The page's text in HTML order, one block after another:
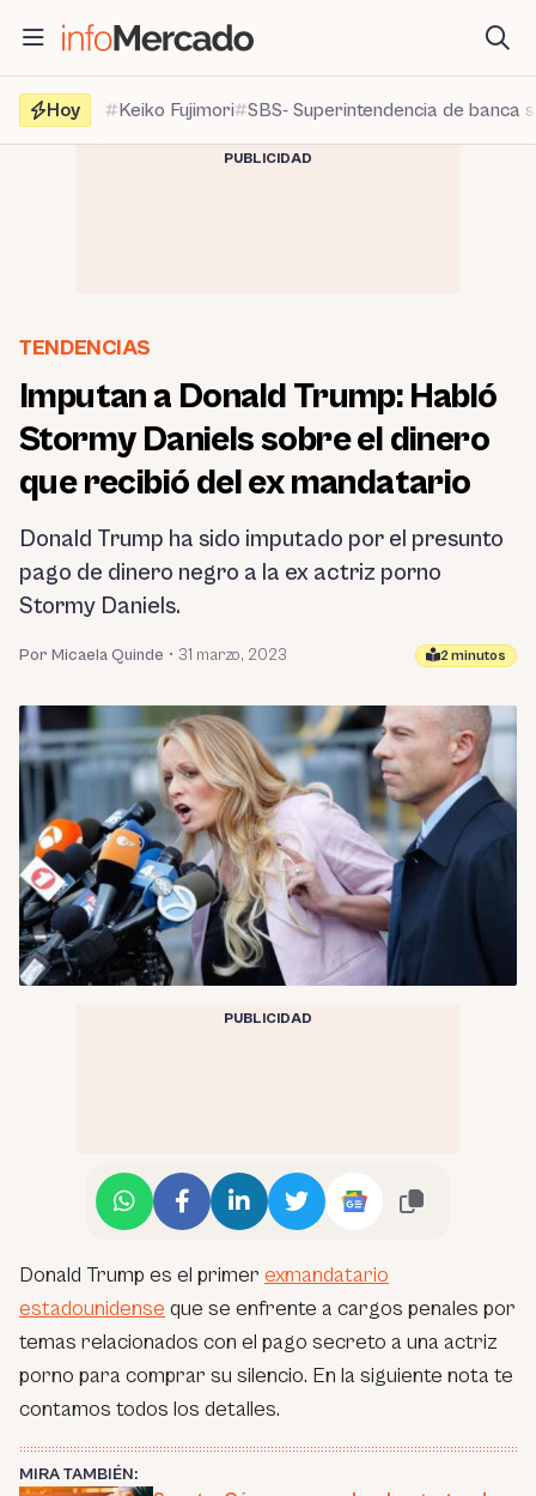
contenido
Hoy
Keiko Fujimori SBS- Superintendencia de banca
PUBLICIDAD
TENDENCIAS
Imputan a Donald Trump: Habló
Stormy Daniels sobre el dinero
que recibió del ex mandatario
Donald Trump ha sido imputado por el presunto
pago de dinero negro a la ex actriz porno
Stormy Daniels.
Por Micaela Quinde • 31 marzo, 2023 2 minutos
PUBLICIDAD
Donald Trump es el primer exmandatario
estadounidense que se enfrente a cargos penales por
temas relacionados con el pago secreto a una actriz
porno para comprar su silencio. En la siguiente nota te
contamos todos los detalles.
MIRA TAMBIÉN: